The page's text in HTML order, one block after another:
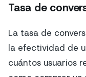
Tasa de
La tasa de
la efectividad de
cuántos usuarios